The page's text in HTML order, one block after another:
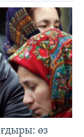
өз